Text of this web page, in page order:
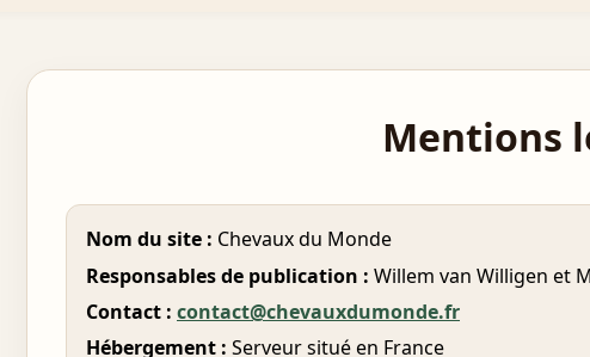
Mentions
Nom du site : Chevaux du Monde
Responsables de publication : Willem van Willigen et
Contact : contact@chevauxdumonde.fr
Hébergement : Serveur situé en France